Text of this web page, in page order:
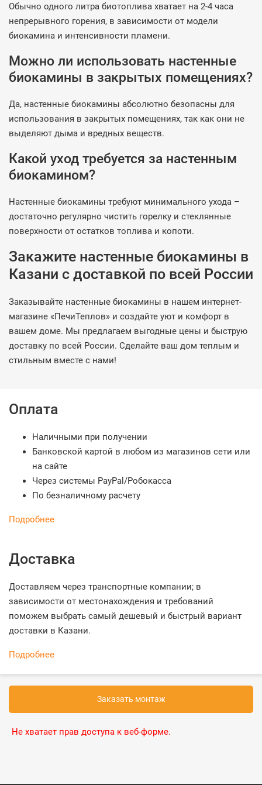
Обычно одного литра биотоплива хватает на 2-4 часа
непрерывного горения, в зависимости от модели
биокамина и интенсивности пламени.
Можно ли использовать настенные
биокамины в закрытых помещениях?
Да, настенные биокамины абсолютно безопасны для
использования в закрытых помещениях, так как они не
выделяют дыма и вредных веществ.
Какой уход требуется за настенным
биокамином?
Настенные биокамины требуют минимального ухода –
достаточно регулярно чистить горелку и стеклянные
поверхности от остатков топлива и копоти.
Закажите настенные биокамины в
Казани с доставкой по всей России
Заказывайте настенные биокамины в нашем интернет-
магазине «ПечиТеплов» и создайте уют и комфорт в
вашем доме. Мы предлагаем выгодные цены и быструю
доставку по всей России. Сделайте ваш дом теплым и
стильным вместе с нами!
Оплата
Наличными при получении
Банковской картой в любом из магазинов сети или
на сайте
Через системы PayPal/Робокасса
По безналичному расчету
Подробнее
Доставка
Доставляем через транспортные компании; в
зависимости от местонахождения и требований
поможем выбрать самый дешевый и быстрый вариант
доставки в Казани.
Подробнее
Заказать монтаж
Не хватает прав доступа к веб-форме.